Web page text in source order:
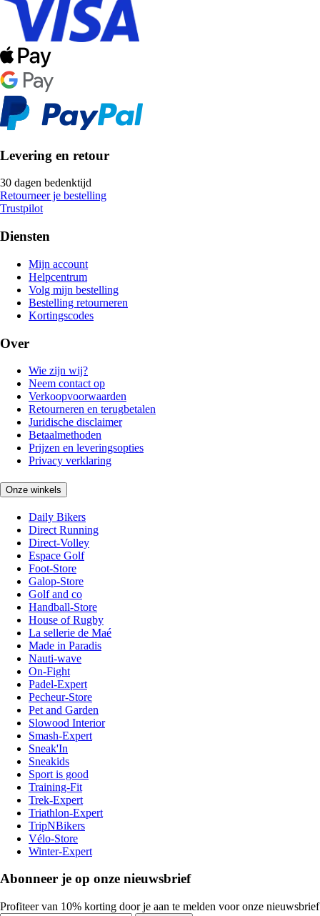
Levering en retour
30 dagen bedenktijd
Retourneer je bestelling
Trustpilot
Diensten
Mijn account
Helpcentrum
Volg mijn bestelling
Bestelling retourneren
Kortingscodes
Over
Wie zijn wij?
Neem contact op
Verkoopvoorwaarden
Retourneren en terugbetalen
Juridische disclaimer
Betaalmethoden
Prijzen en leveringsopties
Privacy verklaring
Onze winkels
Daily Bikers
Direct Running
Direct-Volley
Espace Golf
Foot-Store
Galop-Store
Golf and co
Handball-Store
House of Rugby
La sellerie de Maé
Made in Paradis
Nauti-wave
On-Fight
Padel-Expert
Pecheur-Store
Pet and Garden
Slowood Interior
Smash-Expert
Sneak'In
Sneakids
Sport is good
Training-Fit
Trek-Expert
Triathlon-Expert
TripNBikers
Vélo-Store
Winter-Expert
Abonneer je op onze nieuwsbrief
Profiteer van 10% korting door je aan te melden voor onze nieuwsbrief